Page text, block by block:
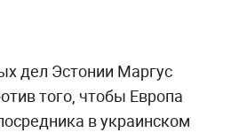
дел Эстонии Маргус
того, чтобы Европа
в украинском